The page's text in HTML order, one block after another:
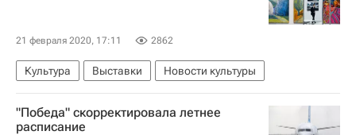
Война в Сирии
21 февраля 2020, 17:11 2862
Культура Выставки Новости культуры
"Победа" скорректировала летнее
расписание